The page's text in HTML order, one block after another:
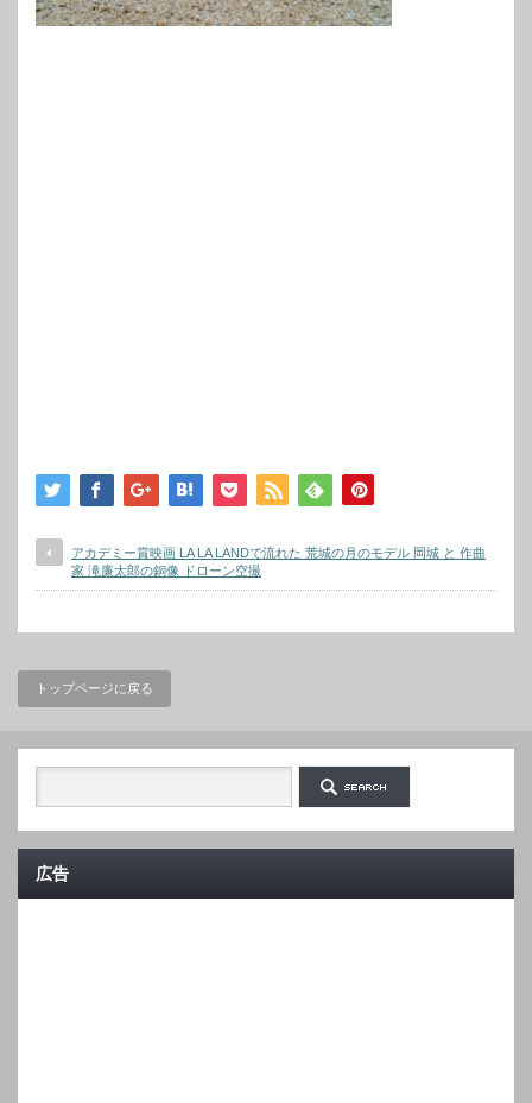
アカデミー賞映画 LA LA LANDで流れた 荒城の月のモデル 岡城 と 作曲
家 滝廉太郎の銅像 ドローン空撮
トップページに戻る
広告